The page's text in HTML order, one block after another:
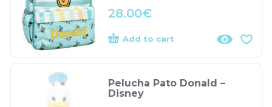
28.00€
Add to cart
Pelucha Pato Donald –
Disney